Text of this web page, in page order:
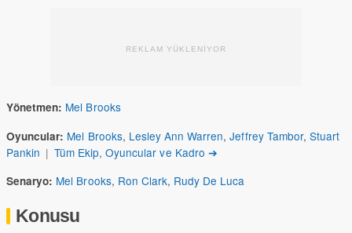
REKLAM YÜKLENİYOR
Yönetmen: Mel Brooks
Oyuncular: Mel Brooks, Lesley Ann Warren,Jeffrey Tambor, Stuart
Pankin | Tüm Ekip, Oyuncular ve Kadro ➔
Senaryo: Mel Brooks, Ron Clark, Rudy De Luca
Konusu